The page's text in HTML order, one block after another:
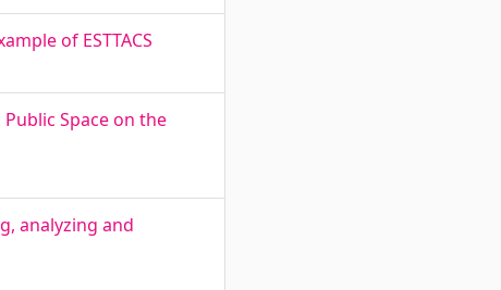
of ESTTACS
Space on the
analyzing and